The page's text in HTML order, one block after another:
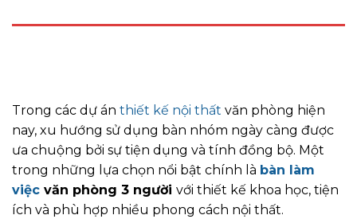
Trong các dự án thiết kế nội thất văn phòng hiện
nay, xu hướng sử dụng bàn nhóm ngày càng được
ưa chuộng bởi sự tiện dụng và tính đồng bộ. Một
trong những lựa chọn nổi bật chính là bàn làm
việc văn phòng 3 người với thiết kế khoa học, tiện
ích và phù hợp nhiều phong cách nội thất.